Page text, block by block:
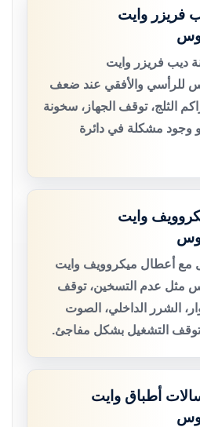
فريزر وايت
ديب فريزر وايت
للرأسي والأفقي عند ضعف
الثلج، توقف الجهاز، سخونة
وجود مشكلة في دائرة
وايت
مع أعطال ميكروويف وايت
مثل عدم التسخين، توقف
الشرر الداخلي، الصوت
توقف التشغيل بشكل مفاجئ.
أطباق وايت